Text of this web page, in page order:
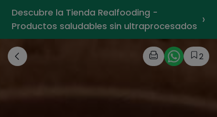
Descubre la Tienda Realfooding -
Productos saludables sin ultraprocesados ›
2